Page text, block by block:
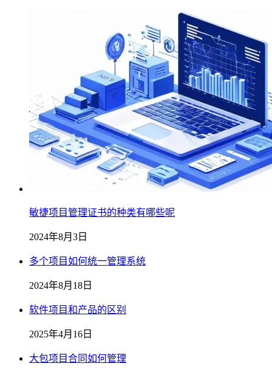
敏捷项目管理证书的种类有哪些呢
2024年8月3日
多个项目如何统一管理系统
2024年8月18日
软件项目和产品的区别
2025年4月16日
大包项目合同如何管理